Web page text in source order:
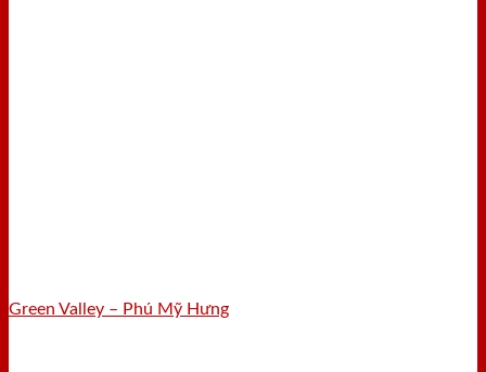
Green Valley – Phú Mỹ Hưng